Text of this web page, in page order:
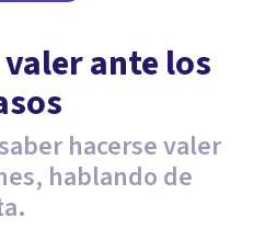
ante los
hacerse valer
hablando de